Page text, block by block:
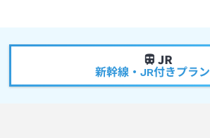
新幹線・JR付きプラン